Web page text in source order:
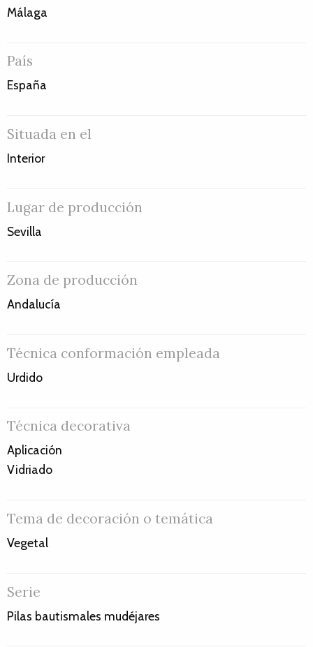
Málaga
País
España
Situada en el
Interior
Lugar de producción
Sevilla
Zona de producción
Andalucía
Técnica conformación empleada
Urdido
Técnica decorativa
Aplicación
Vidriado
Tema de decoración o temática
Vegetal
Serie
Pilas bautismales mudéjares